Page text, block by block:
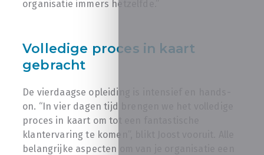
organisatie immers hetzelfde.”
Volledige proces in kaart
gebracht
De vierdaagse opleiding is intensief en hands-
on. “In vier dagen tijd brengen we het volledige
proces in kaart om tot een fantastische
klantervaring te komen”, blikt Joost vooruit. Alle
belangrijke aspecten om van je organisatie een